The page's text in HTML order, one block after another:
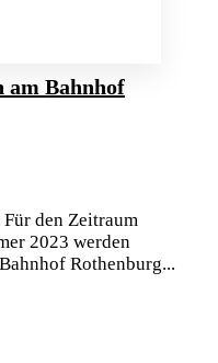
am Bahnhof
den Zeitraum
2023 werden
Rothenburg...